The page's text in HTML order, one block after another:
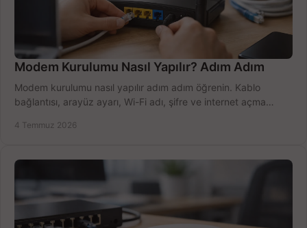
Modem Kurulumu Nasıl Yapılır? Adım Adım
Modem kurulumu nasıl yapılır adım adım öğrenin. Kablo
bağlantısı, arayüz ayarı, Wi-Fi adı, şifre ve internet açma
4 Temmuz 2026